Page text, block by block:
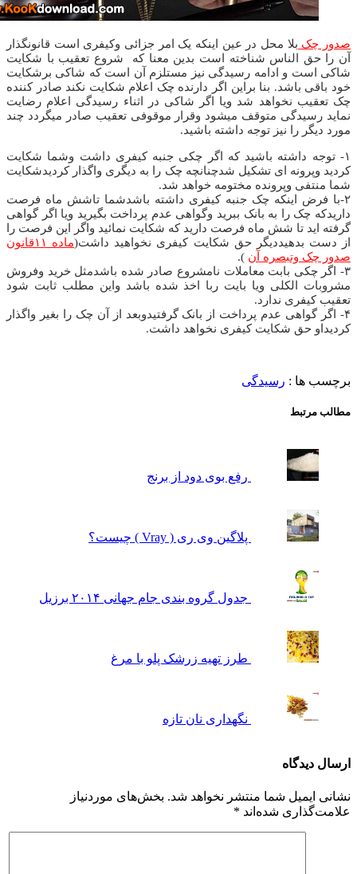
بلا محل در عین اینکه یک امر جزائی وکیفری است قانونگذار
الناس شناخته است بدین معنا که شروع تعقیب با شکایت
و ادامه رسیدگی نیز مستلزم آن است که شاکی برشکایت
باشد. بنا براین اگر دارنده چک اعلام شکایت نکند صادر کننده
نخواهد شد ویا اگر شاکی در اثناء رسیدگی اعلام رضایت
متوقف میشود وقرار موقوفی تعقیب صادر میگردد چند
را نیز توجه داشته باشید.
داشته باشید که اگر چکی جنبه کیفری داشت وشما شکایت
ای تشکیل شدچنانچه چک را به دیگری واگذار کردیدشکایت
وپرونده مختومه خواهد شد.
اینکه چک جنبه کیفری داشته باشدشما تاشش ماه فرصت
را به بانک ببرید وگواهی عدم پرداخت بگیرید ویا اگر گواهی
تا شش ماه فرصت دارید که شکایت نمائید واگر این فرصت را
حق شکایت کیفری نخواهید داشت(
ماده ۱۱قانون
وتبصره آن).
بابت معاملات نامشروع صادر شده باشدمثل خرید وفروش
الکلی ویا بایت ربا اخذ شده باشد واین مطلب ثابت شود
ندارد.
عدم پرداخت از بانک گرفتیدوبعد از آن چک را بغیر واگذار
حق شکایت کیفری نخواهد داشت.
:رسیدگی
رفع بوی دود از برنج
پلاگین وی ری ( Vray ) چیست؟
جدول گروه بندی جام جهانی ۲۰۱۴ برزیل
طرز تهیه زرشک پلو با مرغ
نگهداری نان تازه
شما منتشر نخواهد شد. بخش‌های موردنیاز
شده‌اند*